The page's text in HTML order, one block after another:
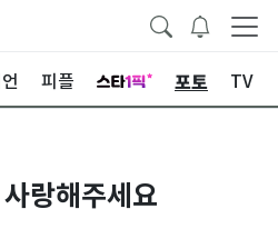
피플 포토 TV
랑해주세요